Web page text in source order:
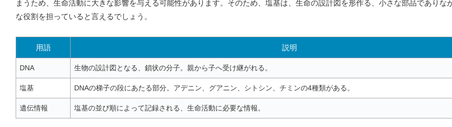
まうため、生命活動に大きな影響を与える可能性があります。そのため、塩基は、生命の設計図を形作る、小さな部品でありな
な役割を担っていると言えるでしょう。
用語 説明
DNA 生物の設計図となる、鎖状の分子。親から子へ受け継がれる。
塩基 DNAの梯子の段にあたる部分。アデニン、グアニン、シトシン、チミンの4種類がある。
遺伝情報 塩基の並び順によって記録される、生命活動に必要な情報。